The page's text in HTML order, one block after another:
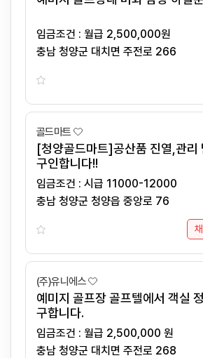
임금조건 : 월급 2,500,000원
충남 청양군 대치면 주전로 266
골드마트
[청양골드마트]공산품 진열,관리
구인합니다!!
임금조건 : 시급 11000-12000
충남 청양군 청양읍 중앙로 76
(주)유니에스
예미지 골프장 골프텔에서 객실
구합니다.
임금조건 : 월급 2,500,000 원
충남 청양군 대치면 주전로 268